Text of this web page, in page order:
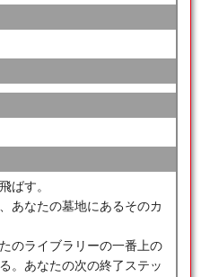
ばす。
あなたの墓地にあるそのカ
のライブラリーの一番上の
。あなたの次の終了ステッ